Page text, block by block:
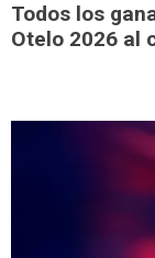
Todos los
Otelo 2026 al